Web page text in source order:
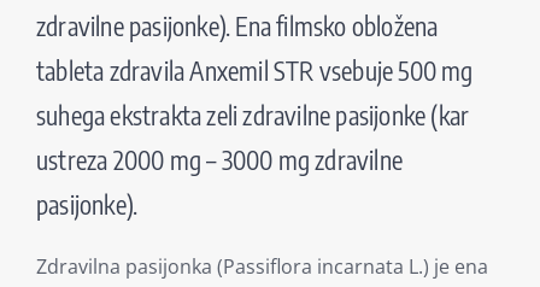
zdravilne pasijonke). Ena filmsko obložena
tableta zdravila Anxemil STR vsebuje 500 mg
suhega ekstrakta zeli zdravilne pasijonke (kar
ustreza 2000 mg – 3000 mg zdravilne
pasijonke).
Zdravilna pasijonka (Passiflora incarnata L.) je ena